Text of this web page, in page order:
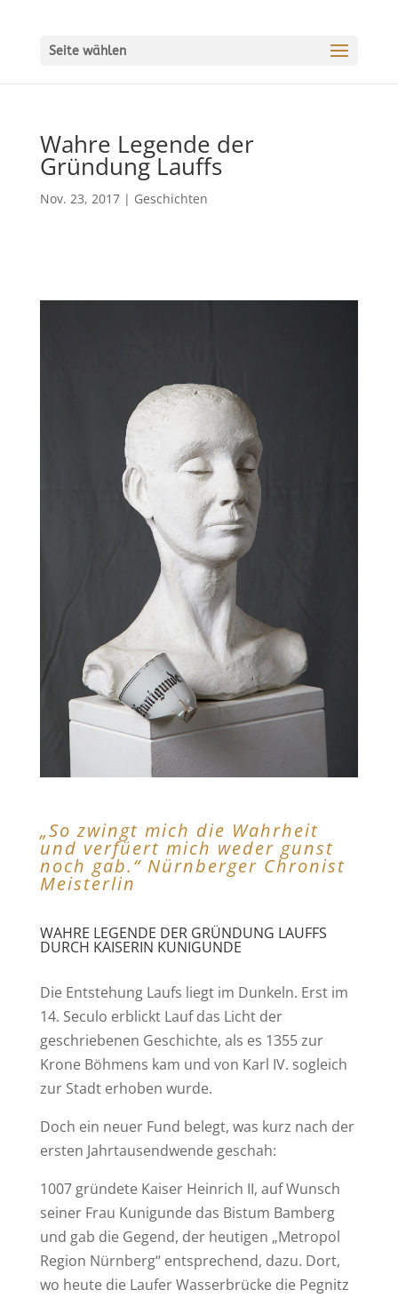
Seite wählen
Wahre Legende der
Gründung Lauffs
Nov. 23, 2017| Geschichten
„So zwingt mich die Wahrheit
und verfüert mich weder gunst
noch gab.“ Nürnberger Chronist
Meisterlin
WAHRE LEGENDE DER GRÜNDUNG LAUFFS
DURCH KAISERIN KUNIGUNDE
Die Entstehung Laufs liegt im Dunkeln. Erst im
14. Seculo erblickt Lauf das Licht der
geschriebenen Geschichte, als es 1355 zur
Krone Böhmens kam und von Karl IV. sogleich
zur Stadt erhoben wurde.
Doch ein neuer Fund belegt, was kurz nach der
ersten Jahrtausendwende geschah:
1007 gründete Kaiser Heinrich II, auf Wunsch
seiner Frau Kunigunde das Bistum Bamberg
und gab die Gegend, der heutigen „Metropol
Region Nürnberg“ entsprechend, dazu. Dort,
wo heute die Laufer Wasserbrücke die Pegnitz